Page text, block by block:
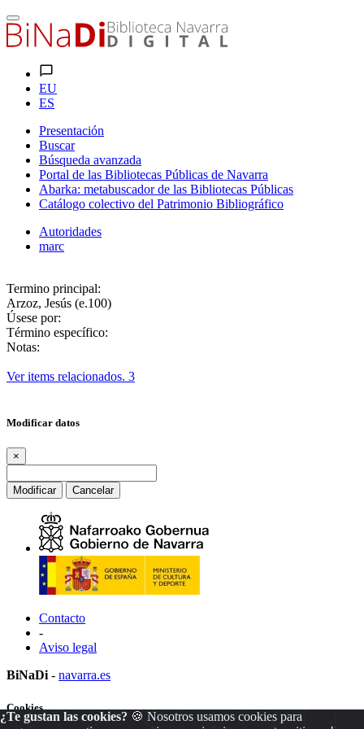
EU
ES
Presentación
Buscar
Búsqueda avanzada
Portal de las Bibliotecas Públicas de Navarra
Abarka: metabuscador de las Bibliotecas Públicas
Catálogo colectivo del Patrimonio Bibliográfico
Autoridades
marc
Termino principal:
Arzoz, Jesús (e.100)
Úsese por:
Término específico:
Notas:
Ver items relacionados. 3
Modificar datos
×
Modificar Cancelar
Contacto
-
Aviso legal
BiNaDi - navarra.es
¿Te gustan las cookies? 🍪 Nosotros usamos cookies para
Cookies